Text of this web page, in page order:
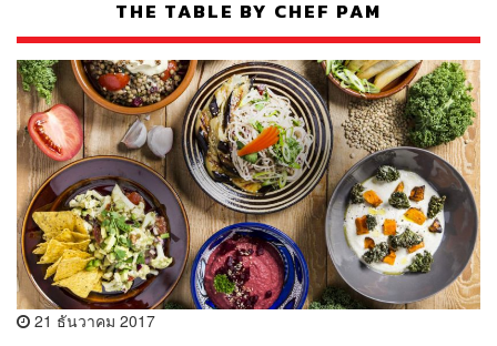
THE TABLE BY CHEF PAM
21 ธันวาคม 2017